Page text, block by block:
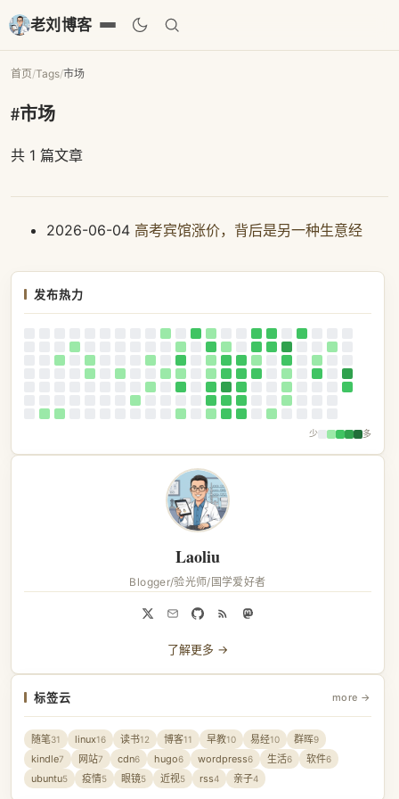
老刘博客
首页/Tags/市场
#市场
共 1 篇文章
2026-06-04 高考宾馆涨价，背后是另一种生意经
发布热力
少 多
Laoliu
Blogger/验光师/国学爱好者
了解更多 →
标签云 more →
随笔31 linux16 读书12 博客11 早教10 易经10 群晖9
kindle7 网站7 cdn6 hugo6 wordpress6 生活6 软件6
ubuntu5 疫情5 眼镜5 近视5 rss4 亲子4